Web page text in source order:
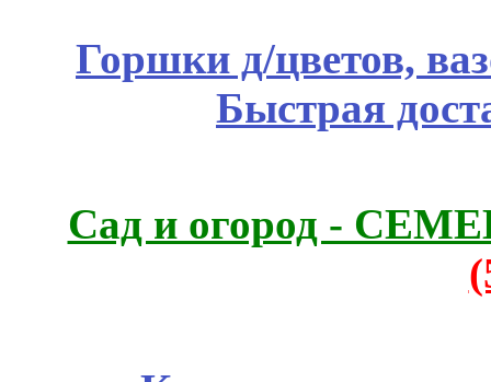
Горшки д/цветов,
Быстрая
Сад и огород -